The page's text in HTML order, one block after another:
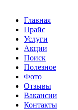
Главная
Прайс
Услуги
Акции
Поиск
Полезное
Фото
Отзывы
Вакансии
Контакты